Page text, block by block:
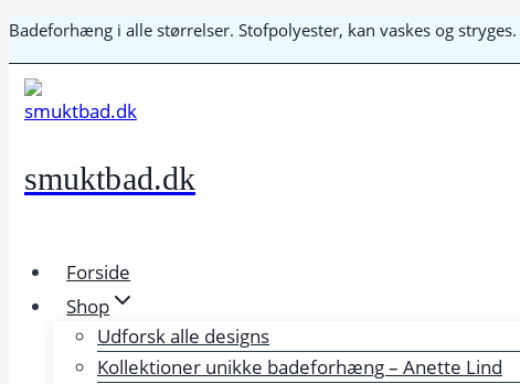
Fortsæt
til
indhold
Badeforhæng i alle størrelser. Stofpolyester, kan vaskes og
smuktbad.dk
Forside
Shop
Udforsk alle designs
Kollektioner unikke badeforhæng – Anette Lind